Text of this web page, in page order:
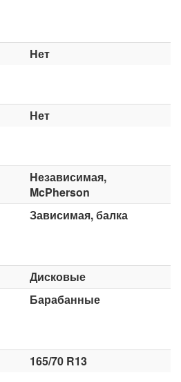
Нет
Нет
Независимая,
McPherson
Зависимая, балка
Дисковые
Барабанные
165/70 R13